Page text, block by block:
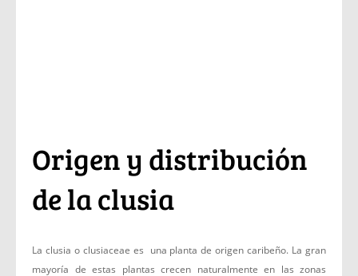
Origen y distribución
de la clusia
La clusia o clusiaceae es una planta de origen caribeño. La gran
mayoría de estas plantas crecen naturalmente en las zonas